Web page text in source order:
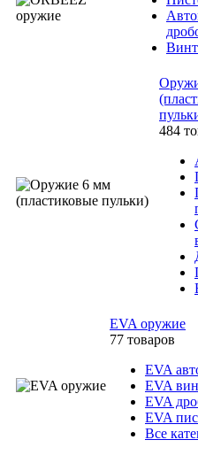
484
EVA оружие
77 товаров
EVA
EVA
EVA
EVA
Все